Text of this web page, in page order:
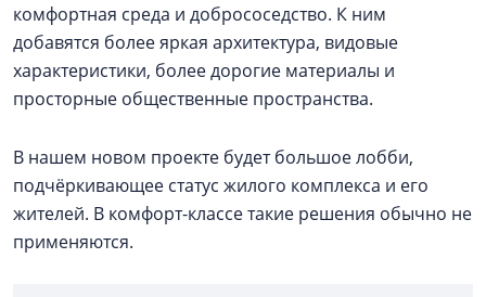
комфортная среда и добрососедство. К ним
добавятся более яркая архитектура, видовые
характеристики, более дорогие материалы и
просторные общественные пространства.
В нашем новом проекте будет большое лобби,
подчёркивающее статус жилого комплекса и его
жителей. В комфорт-классе такие решения обычно не
применяются.